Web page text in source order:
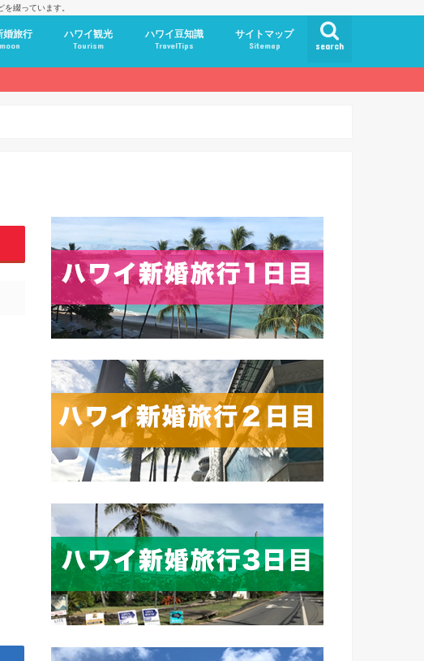
綴っています。
search
婚旅行 ハワイ観光
Tourism
ハワイ豆知識
TravelTips
サイトマップ
Sitemap